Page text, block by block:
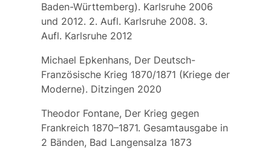
Baden-Württemberg). Karlsruhe 2006
und 2012. 2. Aufl. Karlsruhe 2008. 3.
Aufl. Karlsruhe 2012
Michael Epkenhans, Der Deutsch-
Französische Krieg 1870/1871 (Kriege der
Moderne). Ditzingen 2020
Theodor Fontane, Der Krieg gegen
Frankreich 1870–1871. Gesamtausgabe in
2 Bänden, Bad Langensalza 1873